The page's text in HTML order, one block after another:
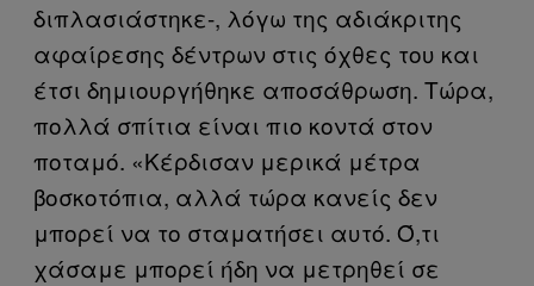
διπλασιάστηκε-, λόγω της αδιάκριτης
αφαίρεσης δέντρων στις όχθες του και
έτσι δημιουργήθηκε αποσάθρωση. Τώρα,
πολλά σπίτια είναι πιο κοντά στον
ποταμό. «Κέρδισαν μερικά μέτρα
βοσκοτόπια, αλλά τώρα κανείς δεν
μπορεί να το σταματήσει αυτό. Ό,τι
χάσαμε μπορεί ήδη να μετρηθεί σε